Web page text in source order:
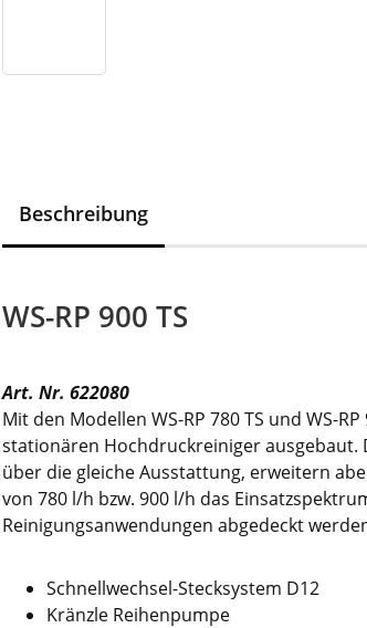
Beschreibung
WS-RP 900 TS
Art. Nr. 622080
Mit den Modellen WS-RP 780 TS und WS-
stationären Hochdruckreiniger ausgebaut.
über die gleiche Ausstattung, erweitern
von 780 l/h bzw. 900 l/h das
Reinigungsanwendungen abgedeckt
Schnellwechsel-Stecksystem D12
Kränzle Reihenpumpe